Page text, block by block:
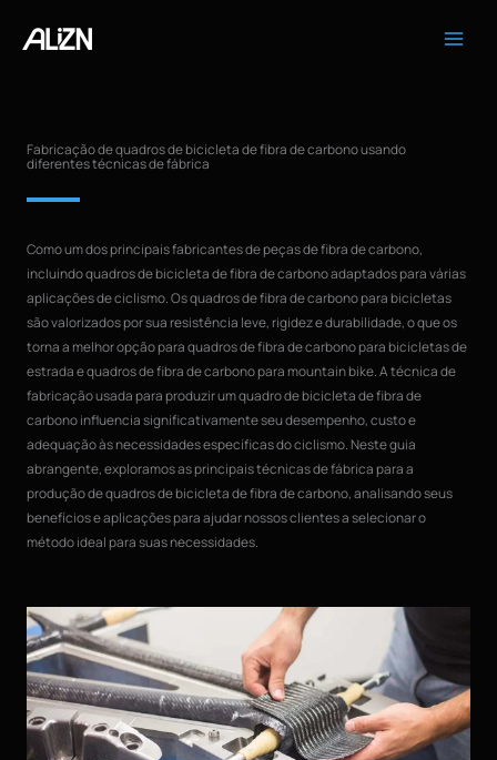
Fabricação de quadros de bicicleta de fibra de carbono usando
diferentes técnicas de fábrica
Como um dos principais fabricantes de peças de fibra de carbono,
incluindo quadros de bicicleta de fibra de carbono adaptados para várias
aplicações de ciclismo. Os quadros de fibra de carbono para bicicletas
são valorizados por sua resistência leve, rigidez e durabilidade, o que os
torna a melhor opção para quadros de fibra de carbono para bicicletas de
estrada e quadros de fibra de carbono para mountain bike. A técnica de
fabricação usada para produzir um quadro de bicicleta de fibra de
carbono influencia significativamente seu desempenho, custo e
adequação às necessidades específicas do ciclismo. Neste guia
abrangente, exploramos as principais técnicas de fábrica para a
produção de quadros de bicicleta de fibra de carbono, analisando seus
benefícios e aplicações para ajudar nossos clientes a selecionar o
método ideal para suas necessidades.